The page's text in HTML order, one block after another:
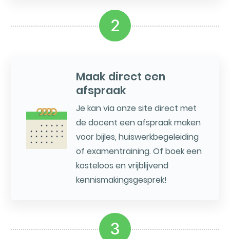
2
Maak direct een
afspraak
Je kan via onze site direct met
de docent een afspraak maken
voor bijles, huiswerkbegeleiding
of examentraining. Of boek een
kosteloos en vrijblijvend
kennismakingsgesprek!
3